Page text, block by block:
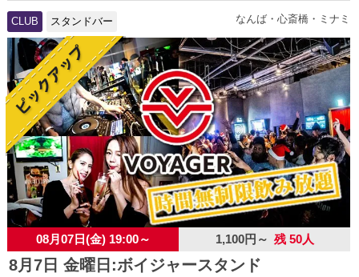
CLUB スタンドバー なんば・心斎橋・ミナミ
08月07日(金) 19:00～ 1,100円～ 残 50人
8月7日 金曜日:ボイジャースタンド